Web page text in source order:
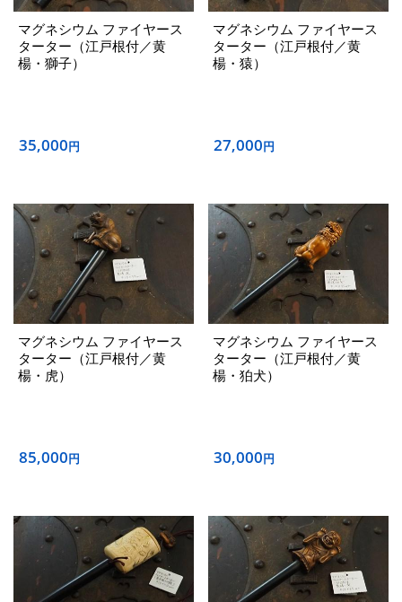
マグネシウム ファイヤース
ターター（江戸根付／黄
楊・獅子）
35,000円
マグネシウム ファイヤース
ターター（江戸根付／黄
楊・猿）
27,000円
マグネシウム ファイヤース
ターター（江戸根付／黄
楊・虎）
85,000円
マグネシウム ファイヤース
ターター（江戸根付／黄
楊・狛犬）
30,000円